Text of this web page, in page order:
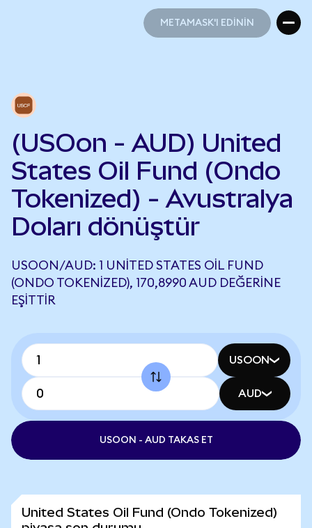
METAMASK'I EDİNİN
(USOon - AUD) United
States Oil Fund (Ondo
Tokenized) - Avustralya
Doları dönüştür
USOON/AUD: 1 UNITED STATES OIL FUND
(ONDO TOKENIZED), 170,8990 AUD DEĞERINE
EŞITTIR
USOON
AUD
USOON - AUD TAKAS ET
United States Oil Fund (Ondo Tokenized)